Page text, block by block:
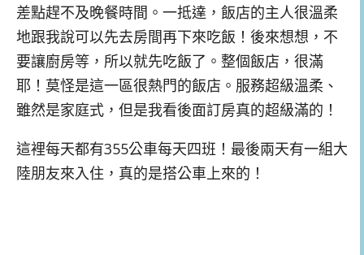
差點趕不及晚餐時間。一抵達，飯店的主人很溫柔
地跟我說可以先去房間再下來吃飯！後來想想，不
要讓廚房等，所以就先吃飯了。整個飯店，很滿
耶！莫怪是這一區很熱門的飯店。服務超級溫柔、
雖然是家庭式，但是我看後面訂房真的超級滿的！
這裡每天都有355公車每天四班！最後兩天有一組大
陸朋友來入住，真的是搭公車上來的！